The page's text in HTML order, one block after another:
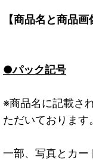
【商品名と商品画
●パック記号
※商品名に記載さ
ただいております。
一部、写真とカー